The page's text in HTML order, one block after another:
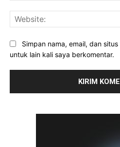
Simpan nama, email, dan
untuk lain kali saya berkomentar.